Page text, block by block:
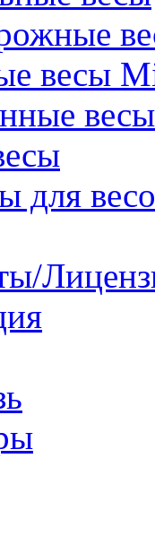
весы
весы
для